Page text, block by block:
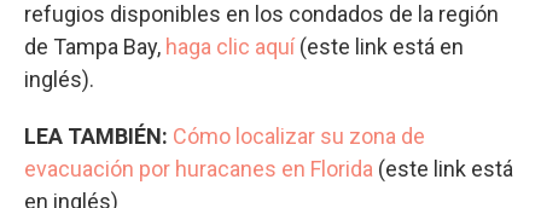
refugios disponibles en los condados de la región
de Tampa Bay, haga clic aquí(este link está en
inglés).
LEA TAMBIÉN: Cómo localizar su zona de
evacuación por huracanes en Florida (este link está
en inglés)